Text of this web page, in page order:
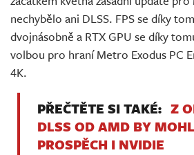
nechybělo ani DLSS. FPS se díky
dvojnásobně a RTX GPU se díky
volbou pro hraní Metro Exodus PC
4K.
PŘEČTĚTE SI TAKÉ: Z
DLSS OD AMD BY
PROSPĚCH I NVIDIE